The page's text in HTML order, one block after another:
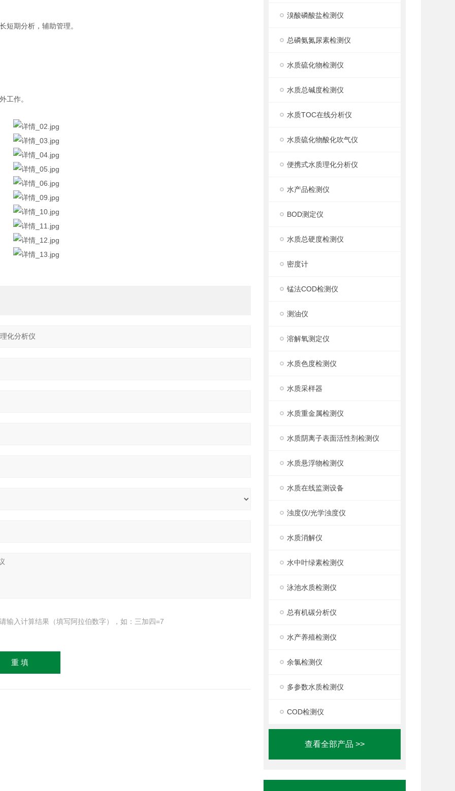
溴酸磷酸盐检测仪
总磷氨氮尿素检测仪
水质硫化物检测仪
水质总碱度检测仪
水质TOC在线分析仪
水质硫化物酸化吹气仪
便携式水质理化分析仪
水产品检测仪
BOD测定仪
水质总硬度检测仪
密度计
锰法COD检测仪
测油仪
溶解氧测定仪
水质色度检测仪
水质采样器
水质重金属检测仪
水质阴离子表面活性剂检测仪
水质悬浮物检测仪
水质在线监测设备
浊度仪/光学浊度仪
水质消解仪
水中叶绿素检测仪
泳池水质检测仪
总有机碳分析仪
水产养殖检测仪
余氯检测仪
多参数水质检测仪
COD检测仪
查看全部产品 >>
短期分析，辅助管理。
工作。
请输入计算结果（填写阿拉伯数字），如：三加四=7